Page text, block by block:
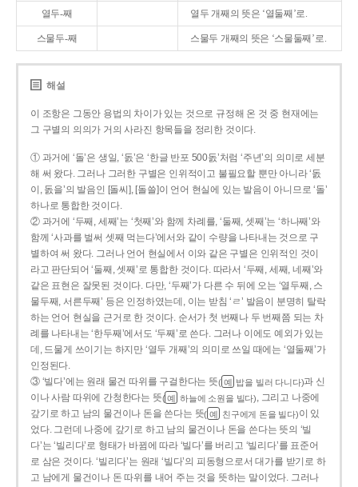
열두-째 열두 개째의 뜻은 ‘열둘째’로.
스물두-째 스물두 개째의 뜻은 ‘스물둘째’로.
해설
이 조항은 그동안 용법의 차이가 있는 것으로 규정해 온 것 중 현재에는
그 구별의 의의가 거의 사라진 항목들을 정리한 것이다.
① 과거에 ‘돌’은 생일, ‘돐’은 ‘한글 반포 500돐’처럼 ‘주년’의 의미로 세분
해 써 왔다. 그러나 그러한 구별은 인위적이고 불필요할 뿐만 아니라 ‘돐
이, 돐을’의 발음인 [돌씨], [돌쓸]이 언어 현실에 있는 발음이 아니므로 ‘돌’
하나로 통합한 것이다.
② 과거에 ‘두째, 세째’는 ‘첫째’와 함께 차례를, ‘둘째, 셋째’는 ‘하나째’와
함께 ‘사과를 벌써 셋째 먹는다’에서와 같이 수량을 나타내는 것으로 구
별하여 써 왔다. 그러나 언어 현실에서 이와 같은 구별은 인위적인 것이
라고 판단되어 ‘둘째, 셋째’로 통합한 것이다. 따라서 ‘두째, 세째, 네째’와
같은 표현은 잘못된 것이다. 다만, ‘두째’가 다른 수 뒤에 오는 ‘열두째, 스
물두째, 서른두째’ 등은 인정하였는데, 이는 받침 ‘ㄹ’ 발음이 분명히 탈락
하는 언어 현실을 근거로 한 것이다. 순서가 첫 번째나 두 번째쯤 되는 차
례를 나타내는 ‘한두째’에서도 ‘두째’로 쓴다. 그러나 이에도 예외가 있는
데, 드물게 쓰이기는 하지만 ‘열두 개째’의 의미로 쓰일 때에는 ‘열둘째’가
인정된다.
③ ‘빌다’에는 원래 물건 따위를 구걸한다는 뜻( 예 밥을 빌러 다니다)과 신
이나 사람 따위에 간청한다는 뜻( 예 하늘에 소원을 빌다), 그리고 나중에
갚기로 하고 남의 물건이나 돈을 쓴다는 뜻( 예 친구에게 돈을 빌다)이 있
었다. 그런데 나중에 갚기로 하고 남의 물건이나 돈을 쓴다는 뜻의 ‘빌
다’는 ‘빌리다’로 형태가 바뀜에 따라 ‘빌다’를 버리고 ‘빌리다’를 표준어
로 삼은 것이다. ‘빌리다’는 원래 ‘빌다’의 피동형으로서 대가를 받기로 하
고 남에게 물건이나 돈 따위를 내어 주는 것을 뜻하는 말이었다. 그러나